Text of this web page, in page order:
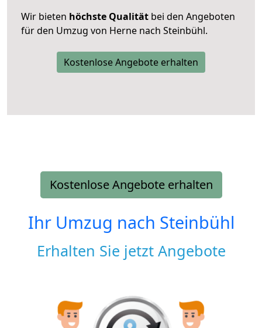
Wir bieten höchste Qualität bei den Angeboten
für den Umzug von Herne nach Steinbühl.
Kostenlose Angebote erhalten
Kostenlose Angebote erhalten
Ihr Umzug nach Steinbühl
Erhalten Sie jetzt Angebote